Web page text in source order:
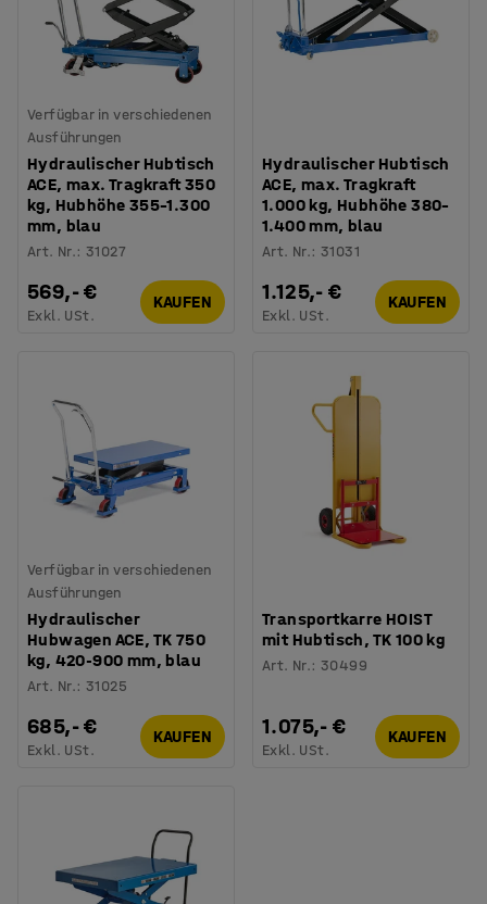
Verfügbar in verschiedenen
Ausführungen
Hydraulischer Hubtisch
ACE, max. Tragkraft 350
kg, Hubhöhe 355–1.300
mm, blau
Art. Nr.:31027
569,- €
Exkl. USt.
KAUFEN
Hydraulischer Hubtisch
ACE, max. Tragkraft
1.000 kg, Hubhöhe 380–
1.400 mm, blau
Art. Nr.:31031
1.125,- €
Exkl. USt.
KAUFEN
Verfügbar in verschiedenen
Ausführungen
Hydraulischer
Hubwagen ACE, TK 750
kg, 420-900 mm, blau
Art. Nr.:31025
685,- €
Exkl. USt.
KAUFEN
Transportkarre HOIST
mit Hubtisch, TK 100 kg
Art. Nr.:30499
1.075,- €
Exkl. USt.
KAUFEN